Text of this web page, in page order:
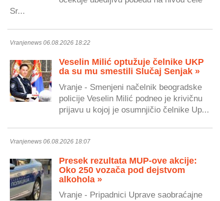
Sr...
Vranjenews 06.08.2026 18:22
Veselin Milić optužuje čelnike UKP
da su mu smestili Slučaj Senjak »
Vranje - Smenjeni načelnik beogradske
policije Veselin Milić podneo je krivičnu
prijavu u kojoj je osumnjičio čelnike Up...
Vranjenews 06.08.2026 18:07
Presek rezultata MUP-ove akcije:
Oko 250 vozača pod dejstvom
alkohola »
Vranje - Pripadnici Uprave saobraćajne